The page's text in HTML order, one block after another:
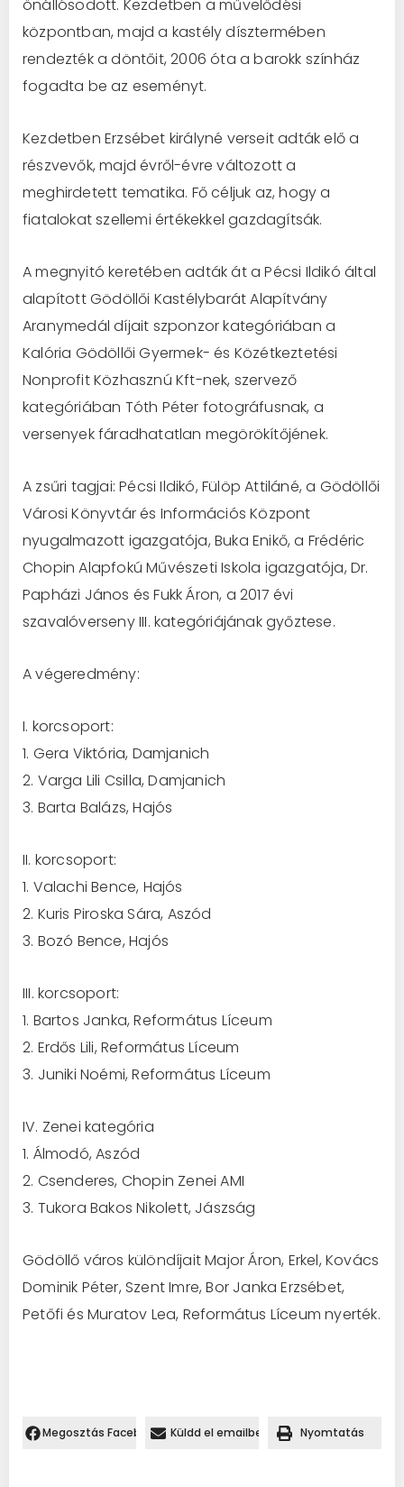
önállósodott. Kezdetben a művelődési
központban, majd a kastély dísztermében
rendezték a döntőit, 2006 óta a barokk színház
fogadta be az eseményt.
Kezdetben Erzsébet királyné verseit adták elő a
részvevők, majd évről-évre változott a
meghirdetett tematika. Fő céljuk az, hogy a
fiatalokat szellemi értékekkel gazdagítsák.
A megnyitó keretében adták át a Pécsi Ildikó által
alapított Gödöllői Kastélybarát Alapítvány
Aranymedál díjait szponzor kategóriában a
Kalória Gödöllői Gyermek- és Közétkeztetési
Nonprofit Közhasznú Kft-nek, szervező
kategóriában Tóth Péter fotográfusnak, a
versenyek fáradhatatlan megörökítőjének.
A zsűri tagjai: Pécsi Ildikó, Fülöp Attiláné, a Gödöllői
Városi Könyvtár és Információs Központ
nyugalmazott igazgatója, Buka Enikő, a Frédéric
Chopin Alapfokú Művészeti Iskola igazgatója, Dr.
Papházi János és Fukk Áron, a 2017 évi
szavalóverseny III. kategóriájának győztese.
A végeredmény:
I. korcsoport:
1. Gera Viktória, Damjanich
2. Varga Lili Csilla, Damjanich
3. Barta Balázs, Hajós
II. korcsoport:
1. Valachi Bence, Hajós
2. Kuris Piroska Sára, Aszód
3. Bozó Bence, Hajós
III. korcsoport:
1. Bartos Janka, Református Líceum
2. Erdős Lili, Református Líceum
3. Juniki Noémi, Református Líceum
IV. Zenei kategória
1. Álmodó, Aszód
2. Csenderes, Chopin Zenei AMI
3. Tukora Bakos Nikolett, Jászság
Gödöllő város különdíjait Major Áron, Erkel, Kovács
Dominik Péter, Szent Imre, Bor Janka Erzsébet,
Petőfi és Muratov Lea, Református Líceum nyerték.
Megosztás Facebookon.Küldd el emailben Nyomtatás